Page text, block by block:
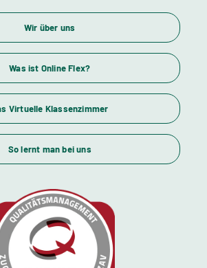
und Industriemeister
Wir über uns
Was ist Online Flex?
Virtuelle Klassenzimmer
So lernt man bei uns